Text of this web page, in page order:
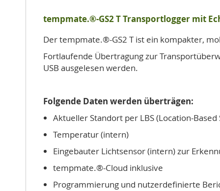
tempmate.®-GS2 T Transportlogger mit
Der tempmate.®-GS2 T ist ein kompakter,
Fortlaufende Übertragung zur
USB ausgelesen werden.
Folgende Daten werden überträgen:
Aktueller Standort per LBS (Location-Based
Temperatur (intern)
Eingebauter Lichtsensor (intern) zur
tempmate.®-Cloud inklusive
Programmierung und nutzerdefinierte